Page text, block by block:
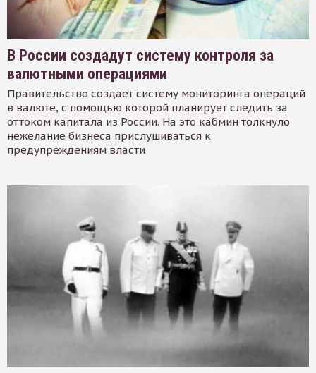
В России создадут систему контроля за
валютными операциями
Правительство создает систему мониторинга операций
в валюте, с помощью которой планирует следить за
оттоком капитала из России. На это кабмин толкнуло
нежелание бизнеса прислушиваться к
предупреждениям власти